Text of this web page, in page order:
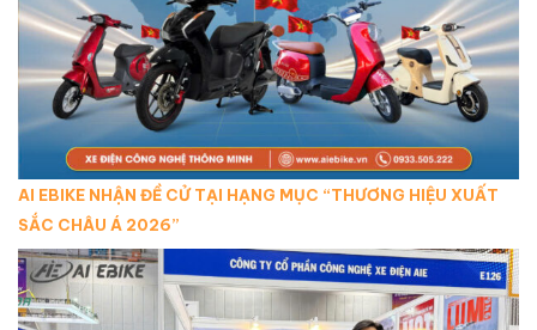
AI EBIKE NHẬN ĐỀ CỬ TẠI HẠNG MỤC “THƯƠNG HIỆU XUẤT
SẮC CHÂU Á 2026”